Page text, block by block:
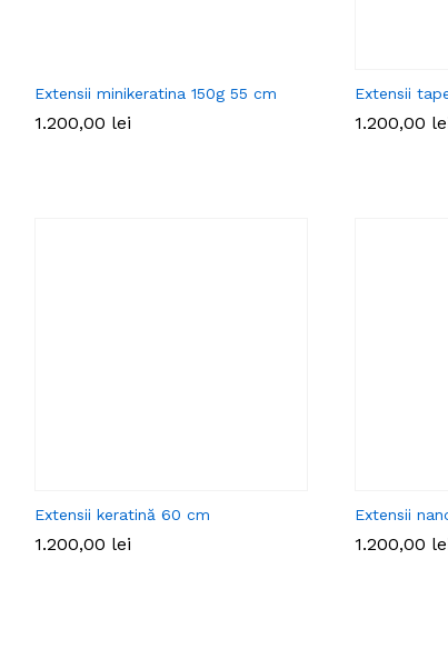
Extensii minikeratina 150g 55 cm
1.200,00 lei
Extensii
1.200,00
Extensii keratină 60 cm
1.200,00 lei
Extensii
1.200,00